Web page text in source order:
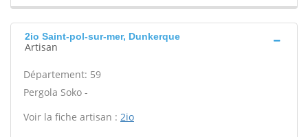
2io Saint-pol-sur-mer, Dunkerque
Artisan
Département: 59
Pergola Soko -
Voir la fiche artisan : 2io